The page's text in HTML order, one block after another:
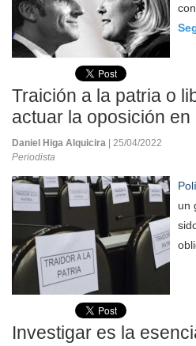
Traición a la patria o
actuar la oposición en
Daniel Higa Alquicira
| 25/04/2022
Periodista
un
Investigar es la